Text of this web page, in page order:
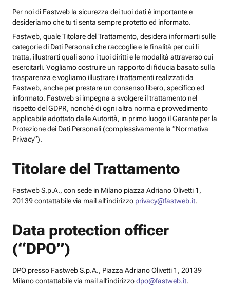
Per noi di Fastweb la sicurezza dei tuoi dati è importante e
desideriamo che tu ti senta sempre protetto ed informato.
Fastweb, quale Titolare del Trattamento, desidera informarti sulle
categorie di Dati Personali che raccoglie e le finalità per cui li
tratta, illustrarti quali sono i tuoi diritti e le modalità attraverso cui
esercitarli. Vogliamo costruire un rapporto di fiducia basato sulla
trasparenza e vogliamo illustrare i trattamenti realizzati da
Fastweb, anche per prestare un consenso libero, specifico ed
informato. Fastweb si impegna a svolgere il trattamento nel
rispetto del GDPR, nonché di ogni altra norma e provvedimento
applicabile adottato dalle Autorità, in primo luogo il Garante per la
Protezione dei Dati Personali (complessivamente la “Normativa
Privacy”).
Titolare del Trattamento
Fastweb S.p.A., con sede in Milano piazza Adriano Olivetti 1,
20139 contattabile via mail all’indirizzo privacy@fastweb.it.
Data protection officer
(“DPO”)
DPO presso Fastweb S.p.A., Piazza Adriano Olivetti 1, 20139
Milano contattabile via mail all’indirizzodpo@fastweb.it.